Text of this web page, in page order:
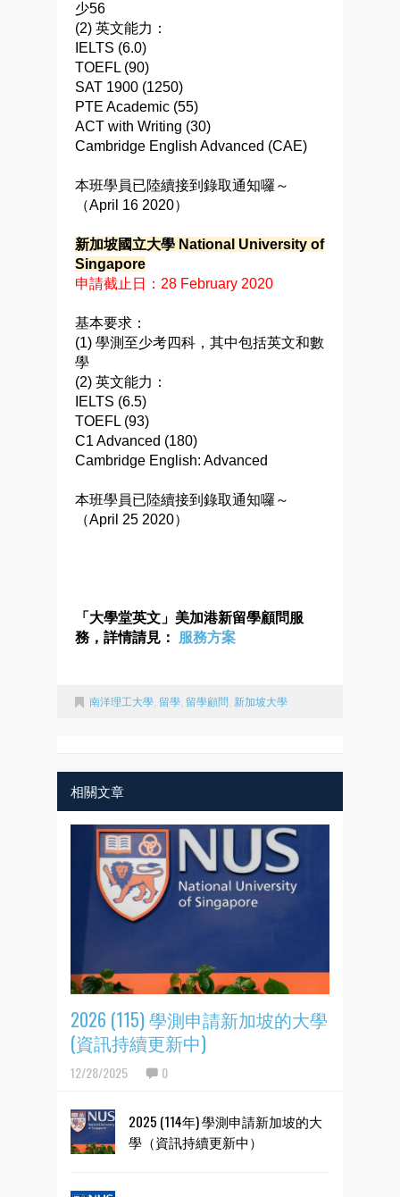
少56
(2) 英文能力：
IELTS (6.0)
TOEFL (90)
SAT 1900 (1250)
PTE Academic (55)
ACT with Writing (30)
Cambridge English Advanced (CAE)
本班學員已陸續接到錄取通知囉～
（April 16 2020）
新加坡國立大學 National University of
Singapore
申請截止日： 28 February 2020
基本要求：
(1) 學測至少考四科，其中包括英文和數
學
(2) 英文能力：
IELTS (6.5)
TOEFL (93)
C1 Advanced (180)
Cambridge English: Advanced
本班學員已陸續接到錄取通知囉～
（April 25 2020）
「大學堂英文」美加港新留學顧問服
務，詳情請見： 服務方案
南洋理工大學, 留學, 留學顧問, 新加坡大學
相關文章
2026 (115) 學測申請新加坡的大學
(資訊持續更新中)
12/28/2025 0
2025 (114年) 學測申請新加坡的大
學（資訊持續更新中）